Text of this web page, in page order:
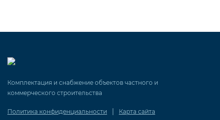
Комплектация и снабжение объектов частного и
коммерческого строительства
Политика конфиденциальности | Карта сайта